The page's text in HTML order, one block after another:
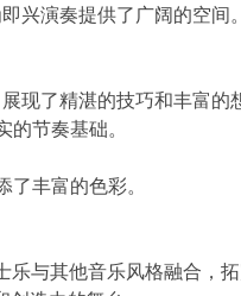
兴演奏提供了广阔的空间。
现了精湛的技巧和丰富的
的节奏基础。
了丰富的色彩。
与其他音乐风格融合，